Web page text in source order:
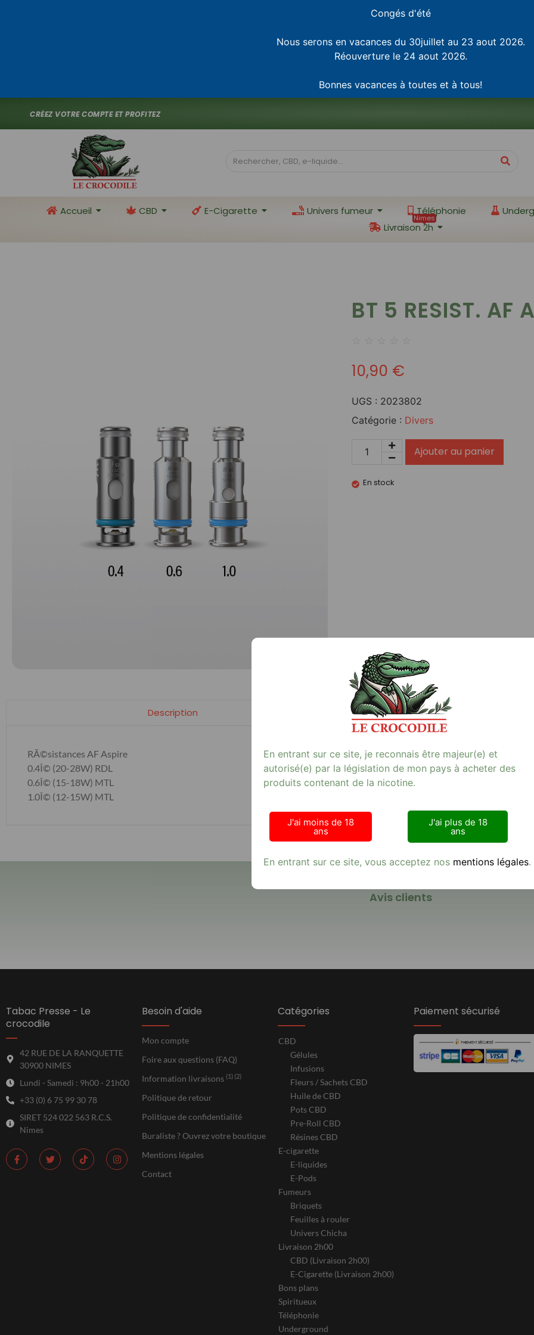
Congés d'été
Nous serons en vacances du 30juillet au 23 aout 2026.
Réouverture le 24 aout 2026.
Bonnes vacances à toutes et à tous!
CRÉEZ VOTRE COMPTE ET PROFITEZ
Accueil CBD E-Cigarette Univers fumeur Téléphonie
Livraison 2h
Nimes
BT 5 RESIST. AF
☆ ☆ ☆ ☆ ☆
10,90 €
UGS : 2023802
Catégorie : Divers
Ajouter au panier
En stock
Description
RÃ©sistances AF Aspire
0.4Î© (20-28W) RDL
0.6Î© (15-18W) MTL
1.0Î© (12-15W) MTL
Avis clients
Tabac Presse - Le
crocodile
42 RUE DE LA RANQUETTE
30900 NIMES
Lundi - Samedi : 9h00 - 21h00
+33 (0) 6 75 99 30 78
SIRET 524 022 563 R.C.S.
Nimes
Besoin d'aide
Mon compte
Foire aux questions (FAQ)
Information livraisons (1) (2)
Politique de retour
Politique de confidentialité
Buraliste ? Ouvrez votre boutique
Mentions légales
Contact
Catégories
CBD
Gélules
Infusions
Fleurs / Sachets CBD
Huile de CBD
Pots CBD
Pre-Roll CBD
Résines CBD
E-cigarette
E-liquides
E-Pods
Fumeurs
Briquets
Feuilles à rouler
Univers Chicha
Livraison 2h00
CBD (Livraison 2h00)
E-Cigarette (Livraison 2h00)
Bons plans
Spiritueux
Téléphonie
Underground
Paiement sécurisé
En entrant sur ce site, je reconnais être majeur(e) et
autorisé(e) par la législation de mon pays à acheter des
produits contenant de la nicotine.
J'ai moins de 18
ans
J'ai plus de 18
ans
En entrant sur ce site, vous acceptez nos mentions légales.